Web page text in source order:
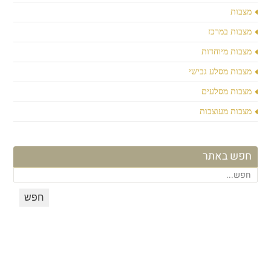
מצבות
מצבות במרכז
מצבות מיוחדות
מצבות מסלע גבישי
מצבות מסלעים
מצבות מעוצבות
חפש באתר